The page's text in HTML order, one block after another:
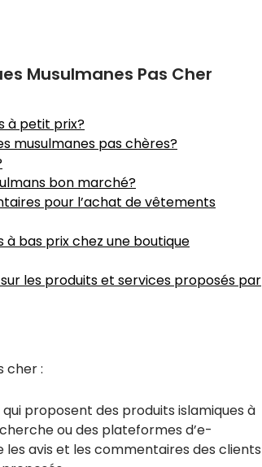
Musulmanes Pas Cher
à petit prix?
musulmanes pas chères?
bon marché?
pour l’achat de vêtements
bas prix chez une boutique
les produits et services proposés par
cher :
proposent des produits islamiques à
ou des plateformes d’e-
avis et les commentaires des clients